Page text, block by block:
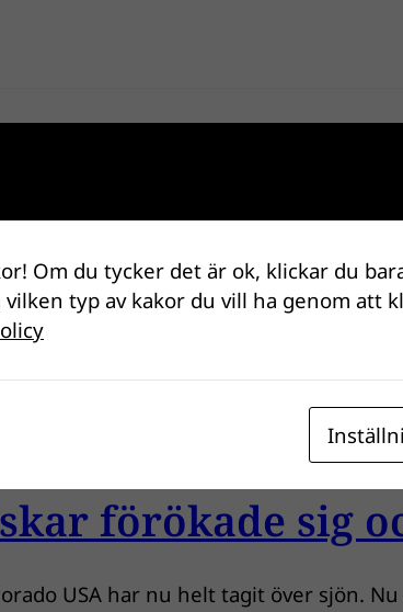
kvarndammen i
Gydemo oroas av den stora
vattendrag…
förökade sig
USA har nu helt tagit över sjön.
Om du tycker det är ok, klickar du
vilken typ av kakor du vill ha genom att